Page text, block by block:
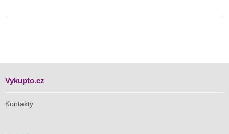
Vykupto.cz
Kontakty